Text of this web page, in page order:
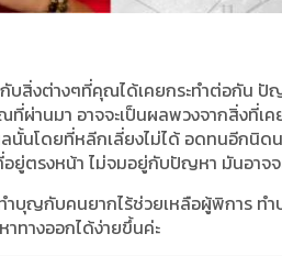
บสิ่งต่างๆที่คุณได้เคยกระทำต่อกัน
ที่ผ่านมา อาจจะเป็นผลพวงจากสิ่งที่เ
นั้นโดยที่หลีกเลี่ยงไม่ได้ อดทนอีกนิด
ตรงหน้า ไม่จมอยู่กับปัญหา มันอาจจ
ำบุญกับคนยากไร้ช่วยเหลือผู้พิการ ท
าทางออกได้ง่ายขึ้นค่ะ